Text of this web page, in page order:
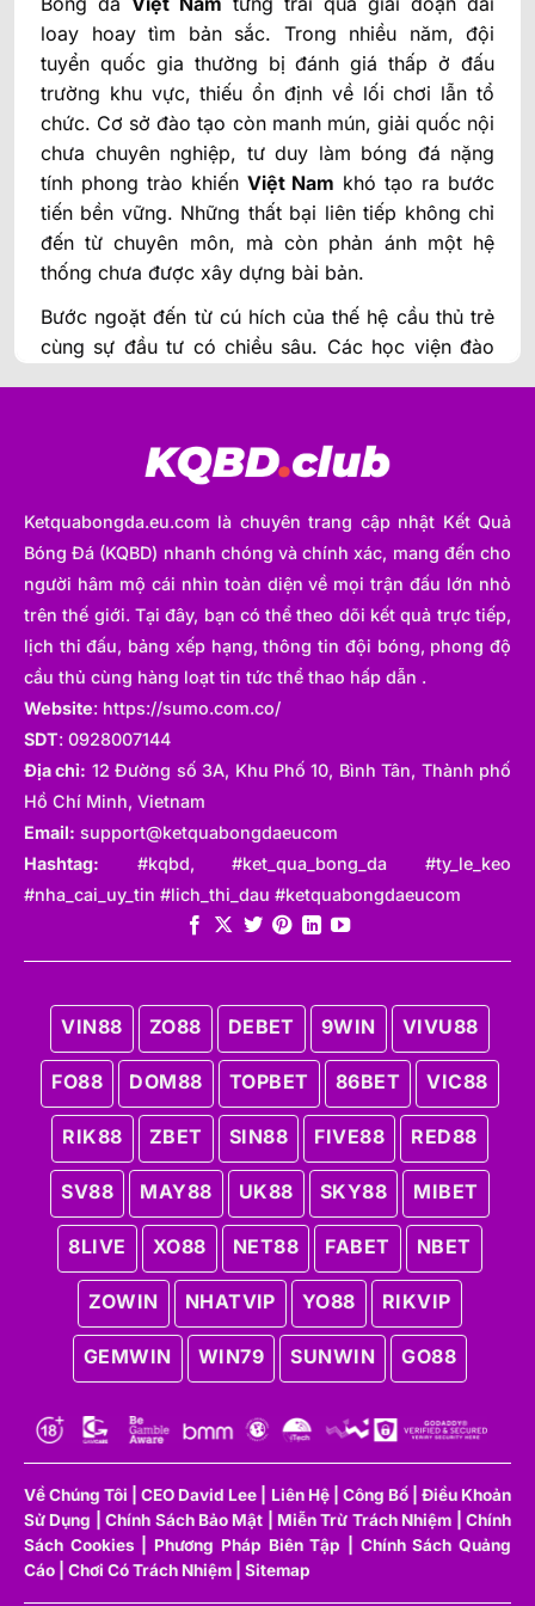
loay hoay tìm bản sắc. Trong nhiều năm, đội
tuyển quốc gia thường bị đánh giá thấp ở đấu
trường khu vực, thiếu ổn định về lối chơi lẫn tổ
chức. Cơ sở đào tạo còn manh mún, giải quốc nội
chưa chuyên nghiệp, tư duy làm bóng đá nặng
tính phong trào khiến Việt Nam khó tạo ra bước
tiến bền vững. Những thất bại liên tiếp không chỉ
đến từ chuyên môn, mà còn phản ánh một hệ
thống chưa được xây dựng bài bản.
Bước ngoặt đến từ cú hích của thế hệ cầu thủ trẻ
cùng sự đầu tư có chiều sâu. Các học viện đào
mang về một tinh thần mới: tự tin, gắn kết và dám
và cấp đội tuyển không còn là khoảnh khắc nhất
thời, mà là kết quả của quá trình tích lũy.
Từ đó, bóng đá
Việt Nam
dần bước vào quỹ đạo
chuyên nghiệp hơn. Công tác tổ chức, huấn luyện,
phân tích đối thủ và quản lý đội tuyển được nâng
tầm. Lối chơi mang tính hệ thống, ưu tiên kỷ luật
và hiệu quả thay vì cảm hứng ngẫu hứng. Dù vẫn
còn nhiều thách thức, hành trình chuyển mình ấy
cho thấy bóng đá Việt Nam đã rời xa giai đoạn
“tìm đường”, để tiến gần hơn tới một nền bóng đá
được xây dựng bằng chiến lược và niềm tin dài
hạn.
Hành trình chuyển mình của bóng đá Việt Nam
Đội tuyển Việt Nam tại đấu trường khu vực
& châu lục
AFF Cup: mục tiêu, áp lực và kỳ vọng
AFF Cup luôn là sân chơi quan trọng bậc nhất với
đội tuyển
Việt Nam
, nơi mục tiêu vô địch đi kèm
chờ đợi, Việt Nam lần đầu đăng quang AFF Cup
2008, mở ra niềm tin mới cho bóng đá nước nhà.
Một thập kỷ sau, chức vô địch AFF Cup 2018 tiếp
tục khẳng định vị thế hàng đầu khu vực Đông
Nam Á. Những danh hiệu này không chỉ mang ý
nghĩa thành tích, mà còn đặt Việt Nam vào nhóm
Ketquabongda.eu.com là chuyên trang cập nhật Kết Quả
Bóng Đá (KQBD) nhanh chóng và chính xác, mang đến cho
người hâm mộ cái nhìn toàn diện về mọi trận đấu lớn nhỏ
trên thế giới. Tại đây, bạn có thể theo dõi kết quả trực tiếp,
lịch thi đấu, bảng xếp hạng, thông tin đội bóng, phong độ
cầu thủ cùng hàng loạt tin tức thể thao hấp dẫn .
Website: https://sumo.com.co/
SDT: 0928007144
Địa chỉ: 12 Đường số 3A, Khu Phố 10, Bình Tân, Thành phố
Hồ Chí Minh, Vietnam
Email: support@ketquabongdaeucom
Hashtag: #kqbd, #ket_qua_bong_da #ty_le_keo
#nha_cai_uy_tin #lich_thi_dau #ketquabongdaeucom
VIN88 ZO88 DEBET 9WIN VIVU88
FO88 DOM88 TOPBET 86BET VIC88
RIK88 ZBET SIN88 FIVE88 RED88
SV88 MAY88 UK88 SKY88 MIBET
8LIVE XO88 NET88 FABET NBET
ZOWIN NHATVIP YO88 RIKVIP
GEMWIN WIN79 SUNWIN GO88
Về Chúng Tôi |CEO David Lee Liên Hệ| Công Bố| Điều Khoản
Sử Dụng |Chính Sách Bảo Mật |Miễn Trừ Trách Nhiệm |Chính
Sách Cookies |Phương Pháp Biên Tập
Chính Sách Quảng
Cáo
Chơi Có Trách Nhiệm Sitemap